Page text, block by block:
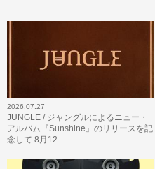
2026.07.27
JUNGLE / ジャングルによるニュー・
アルバム『Sunshine』のリリースを記
念して 8月12…